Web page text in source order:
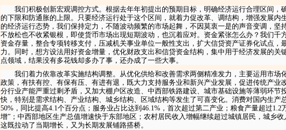
我们积极创新宏观调控方式。根据去年年初提出的预期目标，明确经济运行合理区间，
的下限和防通胀的上限。只要经济运行处于这个区间，就着力促改革、调结构，增强发展内
的经济运行态势，我们保持定力，不随波动频繁的市场起舞，不因莫衷一是的声音变调，坚
不放松也不收紧银根，即使货币市场出现短期波动，也沉着应对。资金紧张怎么办？我们千
资金存量，整合专项转移支付，压减机关事业单位一般性支出，扩大信贷资产证券化试点，
力。同时，想方设法用好资金增量，优化财政支出和信贷资金结构，集中用于经济发展的关
点领域，结果没有多花钱却多办了事，还办成了一些大事。
我们着力依靠改革实施结构调整。从优化供给和改善需求两侧精准发力，主要运用市场
政策，有扶有控、有保有压、有进有退，既大力支持服务业和新兴产业发展，促进传统产业
分行业产能严重过剩矛盾，又加大棚户区改造、中西部铁路建设、城市基础设施等薄弱环节
快，特别是需求结构、产业结构、城乡结构、区域结构等发生了可喜变化。消费对国内生产
50% ，同比提高4.1个百分点；服务业占比达到 46.1% ，首次超过第二产业；粮食产量超过1.2
增”；中西部地区生产总值增速快于东部地区；农村居民收入增幅继续超过城镇居民，城乡收
这既拉动了当期增长，又为长期发展铺路搭桥。